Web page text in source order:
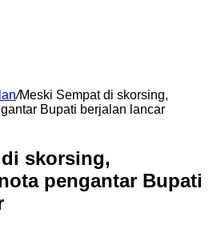
/Meski Sempat di skorsing,
Bupati berjalan lancar
skorsing,
pengantar Bupati